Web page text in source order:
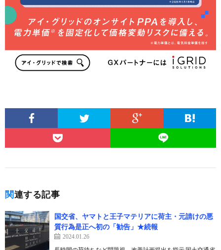
関連する記事
国交省、ヤマトと王子マテリアに荷主・元請けの悪
質行為是正へ初の「勧告」★続報
2024.01.26